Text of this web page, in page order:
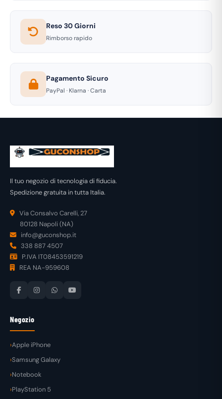
Reso 30 Giorni
Rimborso rapido
Pagamento Sicuro
PayPal · Klarna · Carta
Il tuo negozio di tecnologia di fiducia.
Spedizione gratuita in tutta Italia.
Via Consalvo Carelli, 27
80128 Napoli (NA)
info@guconshop.it
338 887 4507
P.IVA IT08453591219
REA NA-959608
Negozio
Apple iPhone
Samsung Galaxy
Notebook
PlayStation 5